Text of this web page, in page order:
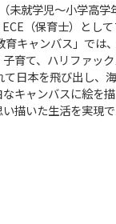
未就学児〜小学高学
（保育士）とし
キャンバス」では
育て、ハリファッ
日本を飛び出し、
キャンバスに絵を描
描いた生活を実現